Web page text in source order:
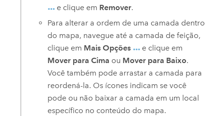
e clique em Remover.
Para alterar a ordem de uma camada dentro
do mapa, navegue até a camada de feição,
clique em Mais Opções
e clique em
Mover para Cima ou Mover para Baixo.
Você também pode arrastar a camada para
reordená-la. Os ícones indicam se você
pode ou não baixar a camada em um local
específico no conteúdo do mapa.